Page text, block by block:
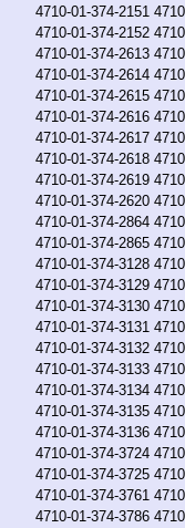
4710-01-374-2151
4710-01-374-2152
4710-01-374-2613
4710-01-374-2614
4710-01-374-2615
4710-01-374-2616
4710-01-374-2617
4710-01-374-2618
4710-01-374-2619
4710-01-374-2620
4710-01-374-2864
4710-01-374-2865
4710-01-374-3128
4710-01-374-3129
4710-01-374-3130
4710-01-374-3131
4710-01-374-3132
4710-01-374-3133
4710-01-374-3134
4710-01-374-3135
4710-01-374-3136
4710-01-374-3724
4710-01-374-3725
4710-01-374-3761
4710-01-374-3786